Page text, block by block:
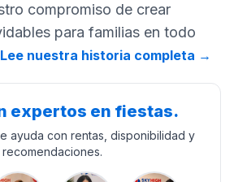
compromiso de crear
para familias en todo
Lee nuestra historia completa →
expertos en fiestas.
ayuda con rentas, disponibilidad y
recomendaciones.